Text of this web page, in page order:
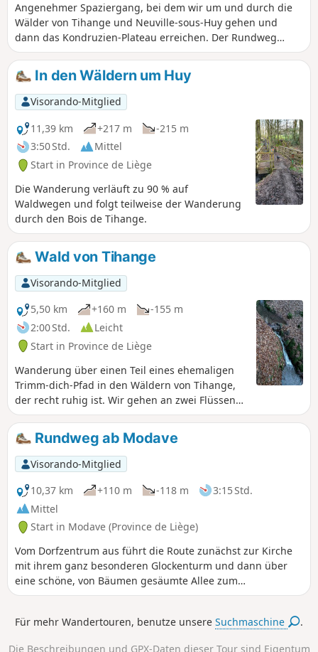
Angenehmer Spaziergang, bei dem wir um und durch die
Wälder von Tihange und Neuville-sous-Huy gehen und
dann das Kondruzien-Plateau erreichen. Der Rundweg
führt weiter durch Wälder und Felder und wir gelangen
schließlich wieder hinunter ins Unterholz, wobei wir unter
anderem am Tibet-Institut vorbeikommen.
In den Wäldern um Huy
Visorando-Mitglied
11,39 km
+217 m
-215 m
3:50 Std.
Mittel
Start in Province de Liège
Die Wanderung verläuft zu 90 % auf
Waldwegen und folgt teilweise der Wanderung
durch den Bois de Tihange.
Wald von Tihange
Visorando-Mitglied
5,50 km
+160 m
-155 m
2:00 Std.
Leicht
Start in Province de Liège
Wanderung über einen Teil eines ehemaligen
Trimm-dich-Pfad in den Wäldern von Tihange,
der recht ruhig ist. Wir gehen an zwei Flüssen
entlang: dem Rau de Chéra und dem Rau de
Bonne Espérance. Die Straße zum Parkplatz ist
kaum befahren.
Rundweg ab Modave
Visorando-Mitglied
10,37 km
+110 m -118 m
3:15 Std.
Mittel
Start in Modave (Province de Liège)
Vom Dorfzentrum aus führt die Route zunächst zur Kirche
mit ihrem ganz besonderen Glockenturm und dann über
eine schöne, von Bäumen gesäumte Allee zum
Schloss.Nach einem kurzen Rundgang innerhalb der
das Hoyoux-Tal und die Anlagen von Vivaqua oberhalb der
Für mehr Wandertouren, benutze unsereSuchmaschine .
Die Beschreibungen und GPX-Daten dieser Tour sind Eigentum